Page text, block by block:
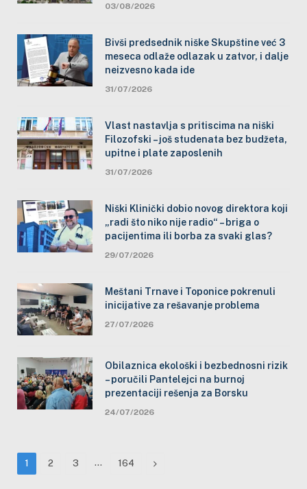
03/08/2026
Bivši predsednik niške Skupštine već 3
meseca odlaže odlazak u zatvor, i dalje
neizvesno kada ide
31/07/2026
Vlast nastavlja s pritiscima na niški
Filozofski – još studenata bez budžeta,
upitne i plate zaposlenih
31/07/2026
Niški Klinički dobio novog direktora koji
„radi što niko nije radio“ – briga o
pacijentima ili borba za svaki glas?
29/07/2026
Meštani Trnave i Toponice pokrenuli
inicijative za rešavanje problema
27/07/2026
Obilaznica ekološki i bezbednosni rizik
– poručili Pantelejci na burnoj
prezentaciji rešenja za Borsku
24/07/2026
1 2 3 … 164 Next